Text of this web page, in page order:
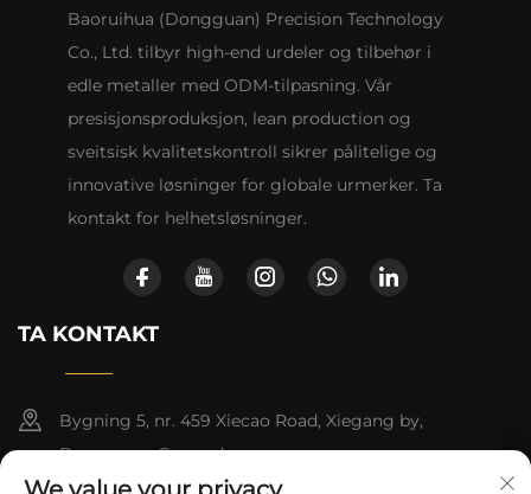
Baoruihua (Dongguan) Precision Technology
Co., Ltd. tilbyr high-end urdeler og tilbehør i
edle metaller med ODM-tilpasning. Vår
presisjonsproduksjon, lean production og
sveitsisk kvalitetskontroll sikrer pålitelige og
innovative løsninger for globale urmerker. Ta
kontakt for helhetsløsninger.
TA KONTAKT
Bygning 5, nr. 459 Xiecao Road, Xiegang by,
Dongguan, Guangdong